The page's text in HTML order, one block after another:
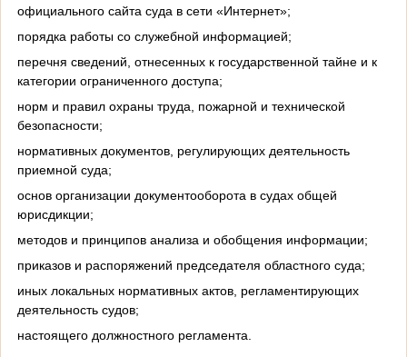
официального сайта суда в сети «Интернет»;
порядка работы со служебной информацией;
перечня сведений, отнесенных к государственной тайне и к
категории ограниченного доступа;
норм и правил охраны труда, пожарной и технической
безопасности;
нормативных документов, регулирующих деятельность
приемной суда;
основ организации документооборота в судах общей
юрисдикции;
методов и принципов анализа и обобщения информации;
приказов и распоряжений председателя областного суда;
иных локальных нормативных актов, регламентирующих
деятельность судов;
настоящего должностного регламента.